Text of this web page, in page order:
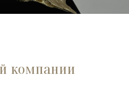
компании